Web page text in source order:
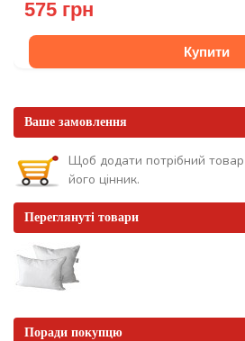
575 грн
Купити
Ваше замовлення
Щоб додати потрібний
його цінник.
Переглянуті товари
Поради покупцю